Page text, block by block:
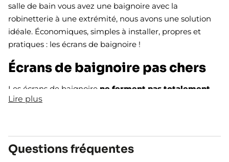
salle de bain vous avez une baignoire avec la
robinetterie à une extrémité, nous avons une solution
idéale. Économiques, simples à installer, propres et
pratiques : les écrans de baignoire !
Écrans de baignoire pas chers
Les écrans de baignoire ne ferment pas totalement
l'espace, ce sont donc des pare-baignoires peu chargés
comme nous l'avons mentionné, lorsque la robinetterie
est à une extrémité et pas au centre.
Lire plus
Questions fréquentes